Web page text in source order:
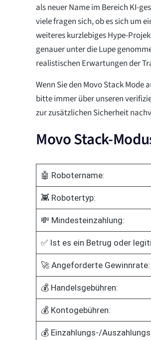
als neuer Name im Bereich KI-
viele fragen sich, ob es sich um
weiteres kurzlebiges Hype-
genauer unter die Lupe
realistischen Erwartungen der
Wenn Sie den Movo Stack
bitte immer über unseren
zur zusätzlichen Sicherheit
Movo Stack-
🤖 Robotername:
👾 Robotertyp:
💸 Mindesteinzahlung:
✅ Ist es ein Betrug oder
🚀 Angeforderte Gewinnrate:
💰 Handelsgebühren:
💰 Kontogebühren:
💰 Einzahlungs-/